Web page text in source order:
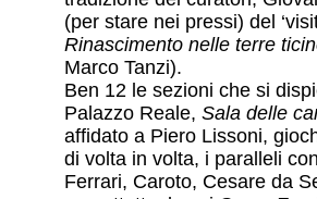
(per stare nei pressi) del
Rinascimento nelle terre
Marco Tanzi).
Ben 12 le sezioni che si
Palazzo Reale, Sala delle
affidato a Piero Lissoni,
di volta in volta, i paralleli
Ferrari, Caroto, Cesare da